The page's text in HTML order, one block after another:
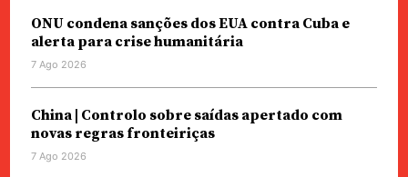
ONU condena sanções dos EUA contra Cuba e
alerta para crise humanitária
7 Ago 2026
China | Controlo sobre saídas apertado com
novas regras fronteiriças
7 Ago 2026